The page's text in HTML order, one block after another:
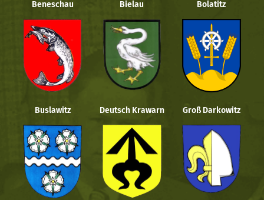
Beneschau Bielau Bolatitz
Buslawitz Deutsch Krawarn Groß Darkowitz